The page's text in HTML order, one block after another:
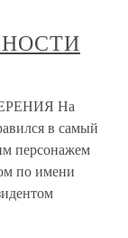
На
в самый
персонажем
по имени